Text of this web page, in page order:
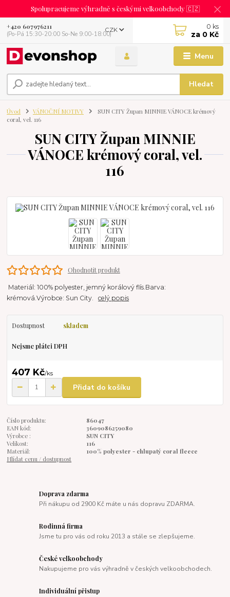
Spolupracujeme výhradně s českými velkoobchody 🇨🇿
Menu
CZK
Hledat
+420 607976211
(Po-Pá 15:30-20:00 So-Ne 9:00-18:00)
0 ks
za 0 Kč
Úvod VÁNOČNÍ MOTIVY
SUN CITY Župan MINNIE VÁNOCE krémový
coral, vel. 116
SUN CITY Župan MINNIE
VÁNOCE krémový coral, vel.
116
Ohodnotit produkt
Materiál: 100% polyester, jemný korálový flís.Barva:
krémová.Výrobce: Sun City.celý popis
Dostupnost skladem
Nejsme plátci DPH
407 Kč/ks
Přidat do košíku
Číslo produktu:
86047
EAN kód:
3609086259080
Výrobce :
SUN CITY
Velikost:
116
Materiál:
100% polyester - chlupatý coral fleece
Hlídat cenu / dostupnost
Doprava zdarma
Při nákupu od 2900 Kč máte u nás dopravu ZDARMA.
Rodinná firma
Jsme tu pro vás od roku 2013 a stále se zlepšujeme.
České velkoobchody
Nakupujeme pro vás výhradně v českých velkoobchodech.
Individuální přistup